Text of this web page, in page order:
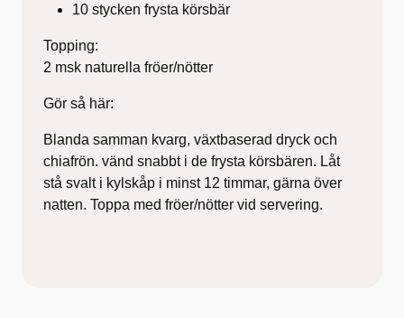
10 stycken frysta körsbär
Topping:
2 msk naturella fröer/nötter
Gör så här:
Blanda samman kvarg, växtbaserad dryck och
chiafrön. vänd snabbt i de frysta körsbären. Låt
stå svalt i kylskåp i minst 12 timmar, gärna över
natten. Toppa med fröer/nötter vid servering.